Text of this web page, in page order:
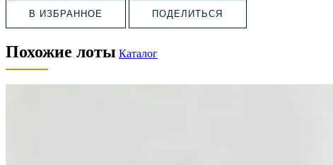
В ИЗБРАННОЕ ПОДЕЛИТЬСЯ
Похожие лоты Каталог